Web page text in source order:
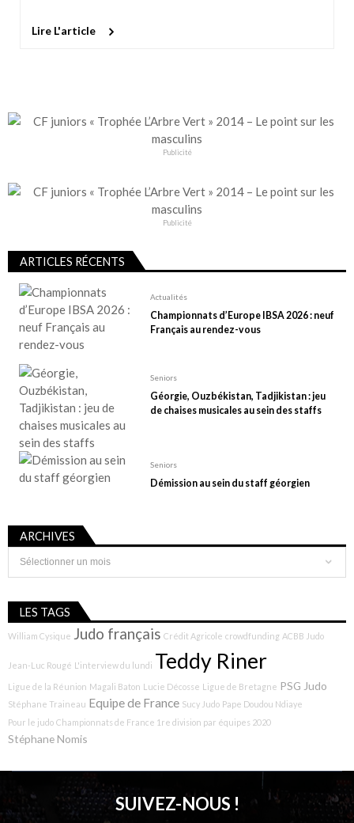
Lire L'article
Publicité
Publicité
ARTICLES RÉCENTS
Actualités
Championnats d’Europe IBSA 2026 : neuf
Français au rendez-vous
Seniors
Géorgie, Ouzbékistan, Tadjikistan : jeu
de chaises musicales au sein des staffs
Seniors
Démission au sein du staff géorgien
ARCHIVES
Archives
LES TAGS
William Cysique Judo français Crédit Agricole crowdfunding ACBB Judo
Jean-Luc Rougé L'interview du lundi Teddy Riner
Ligue de la Réunion Magali Baton Lucie Décosse Ligue de Bretagne PSG Judo
Stéphane Traineau Equipe de France Sucy Judo Pape Doudou Ndiaye
Pour le judo Championnats de France 1re division par équipes 2020
Stéphane Nomis
SUIVEZ-NOUS !